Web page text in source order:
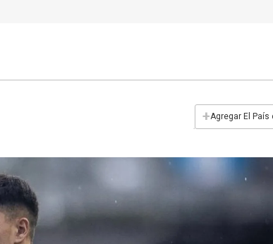
+Agregar El País